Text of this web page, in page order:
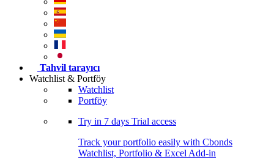
Tahvil tarayıcı
Watchlist & Portföy
Watchlist
Portföy
Try in 7 days Trial access
Track your portfolio easily with Cbonds
Watchlist, Portfolio & Excel Add-in